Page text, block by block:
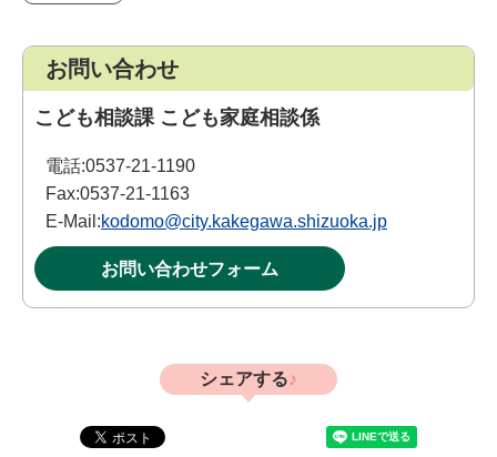
お問い合わせ
こども相談課 こども家庭相談係
電話:0537-21-1190
Fax:0537-21-1163
E-Mail:kodomo@city.kakegawa.shizuoka.jp
お問い合わせフォーム
シェアする